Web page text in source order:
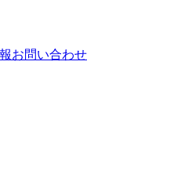
お問い合わせ